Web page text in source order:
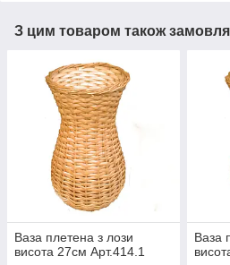
З цим товаром також
Ваза плетена з лози
висота 27см Арт.414.1
Ваза